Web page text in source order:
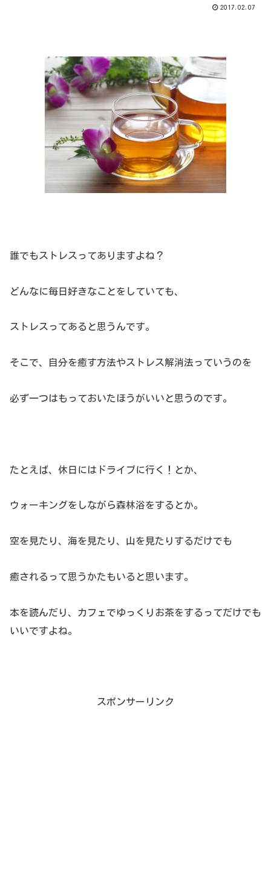
2017.02.07
誰でもストレスってありますよね？
どんなに毎日好きなことをしていても、
ストレスってあると思うんです。
そこで、自分を癒す方法やストレス解消法っていうのを
必ず一つはもっておいたほうがいいと思うのです。
たとえば、休日にはドライブに行く！とか、
ウォーキングをしながら森林浴をするとか。
空を見たり、海を見たり、山を見たりするだけでも
癒されるって思うかたもいると思います。
本を読んだり、カフェでゆっくりお茶をするってだけでも
いいですよね。
スポンサーリンク